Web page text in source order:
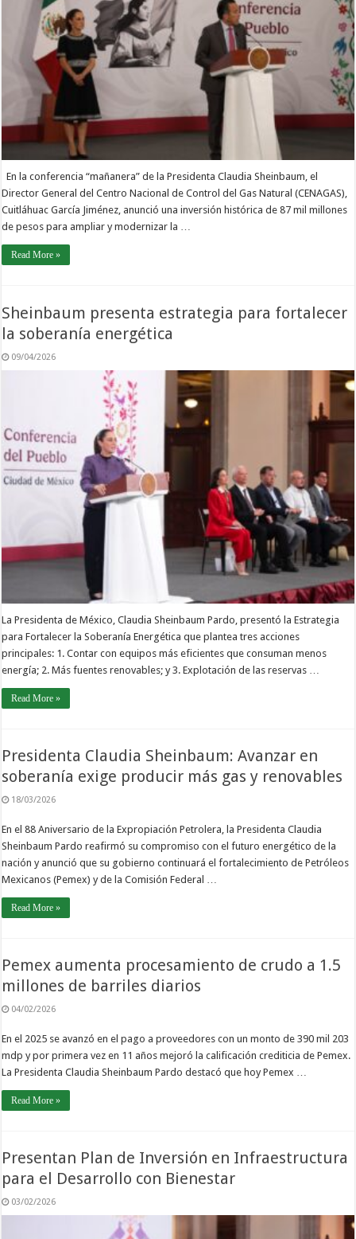
En la conferencia “mañanera” de la Presidenta Claudia Sheinbaum, el
Director General del Centro Nacional de Control del Gas Natural (CENAGAS),
Cuitláhuac García Jiménez, anunció una inversión histórica de 87 mil millones
de pesos para ampliar y modernizar la …
Read More »
Sheinbaum presenta estrategia para fortalecer
la soberanía energética
09/04/2026
La Presidenta de México, Claudia Sheinbaum Pardo, presentó la Estrategia
para Fortalecer la Soberanía Energética que plantea tres acciones
principales: 1. Contar con equipos más eficientes que consuman menos
energía; 2. Más fuentes renovables; y 3. Explotación de las reservas …
Read More »
Presidenta Claudia Sheinbaum: Avanzar en
soberanía exige producir más gas y renovables
18/03/2026
En el 88 Aniversario de la Expropiación Petrolera, la Presidenta Claudia
Sheinbaum Pardo reafirmó su compromiso con el futuro energético de la
nación y anunció que su gobierno continuará el fortalecimiento de Petróleos
Mexicanos (Pemex) y de la Comisión Federal …
Read More »
Pemex aumenta procesamiento de crudo a 1.5
millones de barriles diarios
04/02/2026
En el 2025 se avanzó en el pago a proveedores con un monto de 390 mil 203
mdp y por primera vez en 11 años mejoró la calificación crediticia de Pemex.
La Presidenta Claudia Sheinbaum Pardo destacó que hoy Pemex …
Read More »
Presentan Plan de Inversión en Infraestructura
para el Desarrollo con Bienestar
03/02/2026